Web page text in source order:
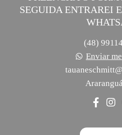
SEGUIDA ENTRAREI
(48)
Enviar